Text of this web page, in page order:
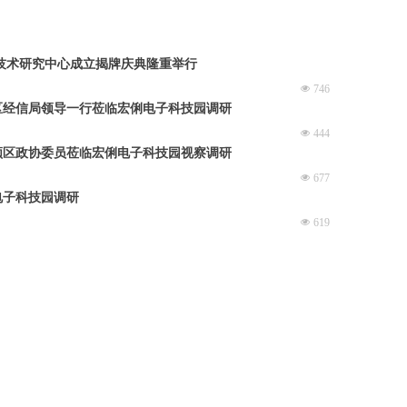
研究中心成立揭牌庆典隆重举行
넶 746
信局领导一行莅临宏俐电子科技园调研
넶 444
政协委员莅临宏俐电子科技园视察调研
넶 677
科技园调研
넶 619